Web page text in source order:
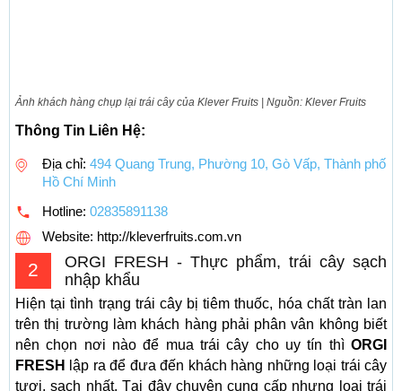
Ảnh khách hàng chụp lại trái cây của Klever Fruits | Nguồn: Klever Fruits
Thông Tin Liên Hệ:
Địa chỉ: 494 Quang Trung, Phường 10, Gò Vấp, Thành phố
Hồ Chí Minh
Hotline: 02835891138
Website: http://kleverfruits.com.vn
2
ORGI FRESH - Thực phẩm, trái cây sạch
nhập khẩu
Hiện tại tình trạng trái cây bị tiêm thuốc, hóa chất tràn lan
trên thị trường làm khách hàng phải phân vân không biết
nên chọn nơi nào để mua trái cây cho uy tín thì ORGI
FRESH
lập ra để đưa đến khách hàng những loại trái cây
tươi, sạch nhất. Tại đây chuyên cung cấp nhưng loại trái